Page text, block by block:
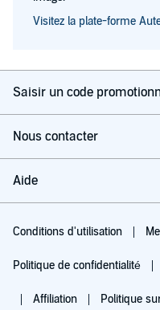
Visitez la plate-forme
Saisir un code
Nous contacter
Aide
Conditions d'utilisation
Politique de confidentialité
Affiliation Politique